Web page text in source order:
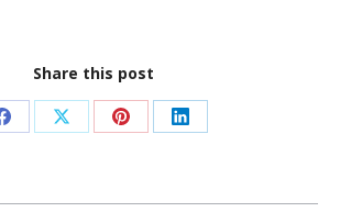
Share this post
Share
Facebook
Share
X
Share
Pinterest
Share
LinkedIn